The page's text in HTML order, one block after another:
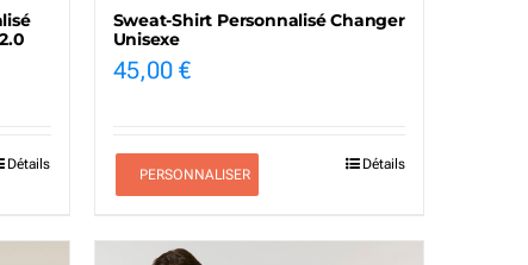
Détails
Sweat-Shirt Personnalisé Changer
Unisexe
45,00 €
PERSONNALISER
Détails